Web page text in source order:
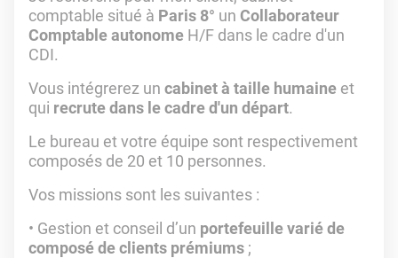
comptable situé à Paris 8° un Collaborateur
Comptable autonome H/F dans le cadre d'un
CDI.
Vous intégrerez un cabinet à taille humaine et
qui recrute dans le cadre d'un départ.
Le bureau et votre équipe sont respectivement
composés de 20 et 10 personnes.
Vos missions sont les suivantes :
Gestion et conseil d’un portefeuille varié de
composé de clients prémiums ;